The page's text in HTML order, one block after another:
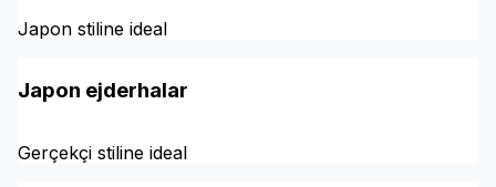
Japon stiline ideal
Japon ejderhalar
Gerçekçi stiline ideal